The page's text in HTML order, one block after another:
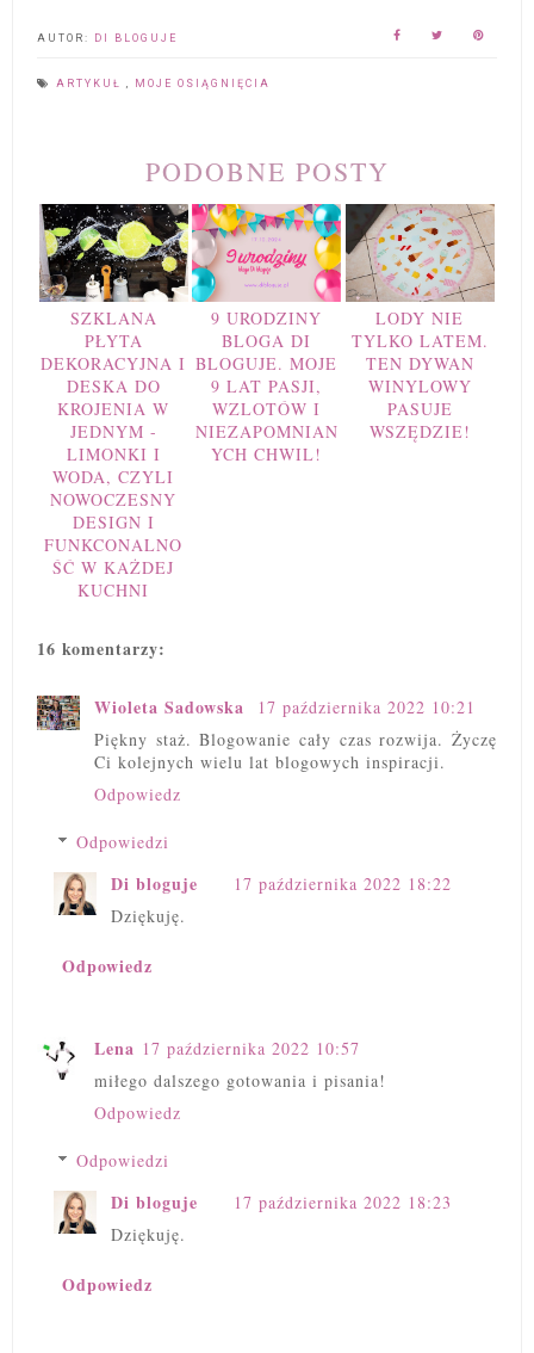
AUTOR: DI BLOGUJE
ARTYKUŁ MOJE OSIĄGNIĘCIA
PODOBNE POSTY
SZKLANA
PŁYTA
DEKORACYJNA I
DESKA DO
KROJENIA W
JEDNYM -
LIMONKI I
WODA, CZYLI
NOWOCZESNY
DESIGN I
FUNKCONALNO
ŚĆ W KAŻDEJ
KUCHNI
9 URODZINY
BLOGA DI
BLOGUJE. MOJE
9 LAT PASJI,
WZLOTÓW I
NIEZAPOMNIAN
YCH CHWIL!
LODY NIE
TYLKO LATEM.
TEN DYWAN
WINYLOWY
PASUJE
WSZĘDZIE!
16 komentarzy:
Wioleta Sadowska
17 października 2022 10:21
Piękny staż. Blogowanie cały czas rozwija. Życzę
Ci kolejnych wielu lat blogowych inspiracji.
Odpowiedz
Odpowiedzi
Di bloguje
17 października 2022 18:22
Dziękuję.
Odpowiedz
Lena 17 października 2022 10:57
miłego dalszego gotowania i pisania!
Odpowiedz
Odpowiedzi
Di bloguje
17 października 2022 18:23
Dziękuję.
Odpowiedz